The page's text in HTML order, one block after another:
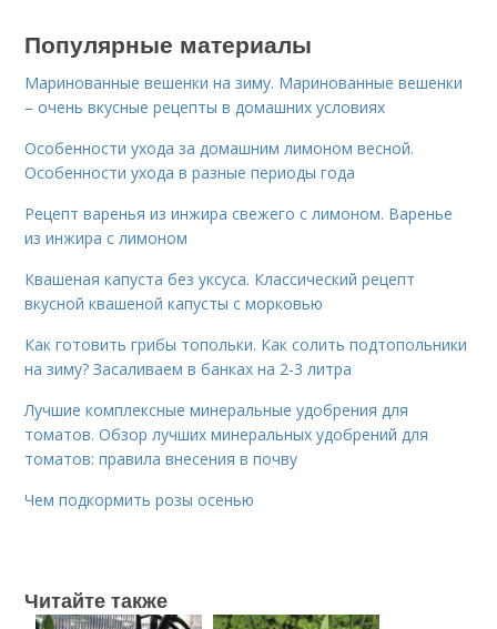
Популярные материалы
Маринованные вешенки на зиму. Маринованные вешенки
– очень вкусные рецепты в домашних условиях
Особенности ухода за домашним лимоном весной.
Особенности ухода в разные периоды года
Рецепт варенья из инжира свежего с лимоном. Варенье
из инжира с лимоном
Квашеная капуста без уксуса. Классический рецепт
вкусной квашеной капусты с морковью
Как готовить грибы топольки. Как солить подтопольники
на зиму? Засаливаем в банках на 2-3 литра
Лучшие комплексные минеральные удобрения для
томатов. Обзор лучших минеральных удобрений для
томатов: правила внесения в почву
Чем подкормить розы осенью
Читайте также